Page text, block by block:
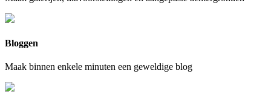
Bloggen
Maak binnen enkele minuten een geweldige blog